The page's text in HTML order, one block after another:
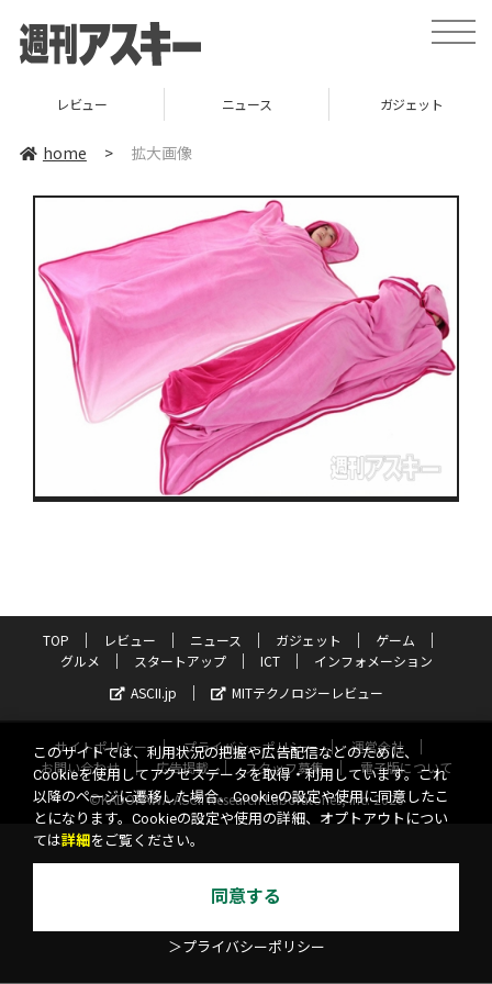
toggle
レビュー ニュース ガジェット
home > 拡大画像
TOP レビュー ニュース ガジェット
ゲーム
グルメ
スタートアップ ICT
インフォメーション
ASCII.jp
MITテクノロジーレビュー
サイトポリシー プライバシーポリシー
運営会社
お問い合わせ
広告掲載 スタッフ募集
電子版について
©KADOKAWA ASCII Research Laboratories, Inc. 2026
このサイトでは、利用状況の把握や広告配信などのために、
Cookieを使用してアクセスデータを取得・利用しています。これ
以降のページに遷移した場合、Cookieの設定や使用に同意したこ
とになります。Cookieの設定や使用の詳細、オプトアウトについ
ては詳細 をご覧ください。
同意する
＞プライバシーポリシー